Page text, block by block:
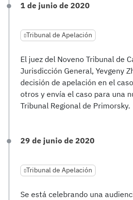
1 de junio de 2020
Tribunal de Apelación
El juez del Noveno Tribunal de
Jurisdicción General, Yevgeny
decisión de apelación en el
otros y envía el caso para una
Tribunal Regional de Primorsky.
29 de junio de 2020
Tribunal de Apelación
Se está celebrando una